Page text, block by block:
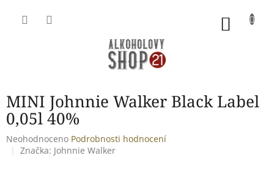
MINI Johnnie Walker Black Label
0,05l 40%
Průměrné
hodnocení
Neohodnoceno Podrobnosti hodnocení
Značka: Johnnie Walker